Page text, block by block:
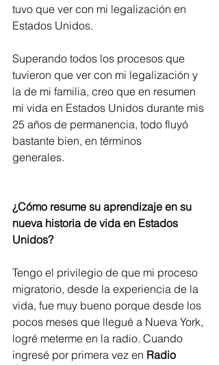
tuvo que ver con mi legalización en
Estados Unidos.
Superando todos los procesos que
tuvieron que ver con mi legalización y
la de mi familia, creo que en resumen
mi vida en Estados Unidos durante mis
25 años de permanencia, todo fluyó
bastante bien, en términos
generales.
¿Cómo resume su aprendizaje en su
nueva historia de vida en Estados
Unidos?
Tengo el privilegio de que mi proceso
migratorio, desde la experiencia de la
vida, fue muy bueno porque desde los
pocos meses que llegué a Nueva York,
logré meterme en la radio. Cuando
ingresé por primera vez en Radio